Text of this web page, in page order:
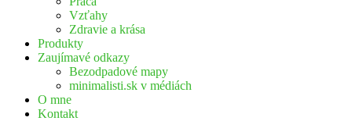
Vzťahy
Zdravie a krása
Produkty
Zaujímavé odkazy
Bezodpadové mapy
minimalisti.sk v médiách
O mne
Kontakt